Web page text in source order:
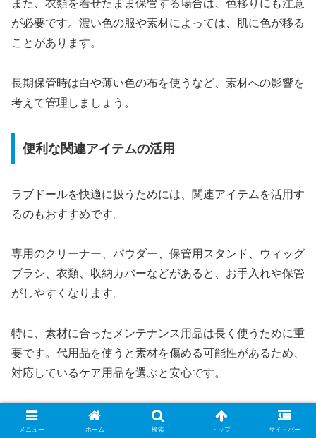
また、衣類を着せたまま保管する場合は、色移りにも注意
が必要です。濃い色の服や素材によっては、肌に色が移る
ことがあります。
長期保管時は白や薄い色の布を使うなど、素材への影響を
考えて管理しましょう。
便利な関連アイテムの活用
ラブドールを快適に扱うためには、関連アイテムを活用す
るのもおすすめです。
専用のクリーナー、パウダー、保管用スタンド、ウィッグ
ブラシ、衣類、収納カバーなどがあると、お手入れや保管
がしやすくなります。
特に、素材に合ったメンテナンス用品は長く使うために重
要です。代用品を使うと素材を傷める可能性があるため、
対応しているケア用品を選ぶと安心です。
また、ウィッグや衣類を変えることで、同じモデルでも雰
囲気を変えて楽しめます。
メニュー ホーム 検索 トップ サイドバー